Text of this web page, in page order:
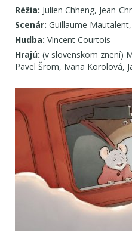
Réžia: Julien Chheng, Jean-
Scenár: Guillaume
Hudba: Vincent Courtois
Hrajú: (v slovenskom znení)
Pavel Šrom, Ivana Korolová,